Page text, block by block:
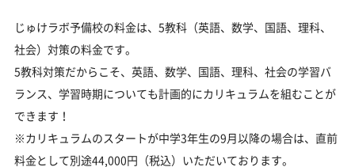
じゅけラボ予備校の料金は、5教科（英語、数学、国語、理科、
社会）対策の料金です。
5教科対策だからこそ、英語、数学、国語、理科、社会の学習バ
ランス、学習時期についても計画的にカリキュラムを組むことが
できます！
※カリキュラムのスタートが中学3年生の9月以降の場合は、直前
料金として別途44,000円（税込）いただいております。